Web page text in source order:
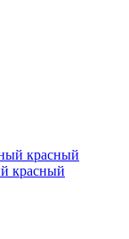
красный